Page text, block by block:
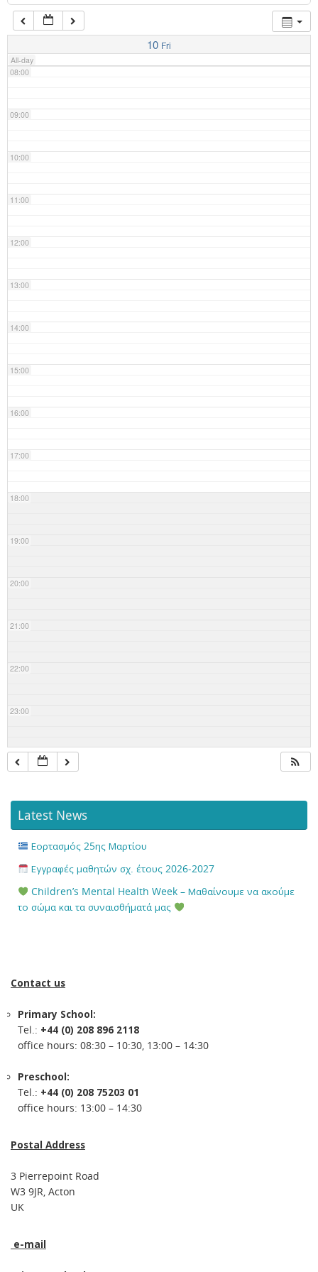
10 Fri
All-day
07:00
08:00
09:00
10:00
11:00
12:00
13:00
14:00
15:00
16:00
17:00
18:00
19:00
20:00
21:00
22:00
23:00
Latest News
Εορτασμός 25ης Μαρτίου
Εγγραφές μαθητών σχ. έτους 2026-2027
Children’s Mental Health Week – Μαθαίνουμε να ακούμε
το σώμα και τα συναισθήματά μας
Contact us
Primary School:
Tel.: +44 (0) 208 896 2118
office hours: 08:30 – 10:30, 13:00 – 14:30
Preschool:
Tel.: +44 (0) 208 75203 01
office hours: 13:00 – 14:30
Postal Address
3 Pierrepoint Road
W3 9JR, Acton
UK
e-mail